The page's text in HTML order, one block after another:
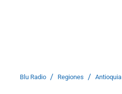
Blu Radio / Regiones / Antioquia